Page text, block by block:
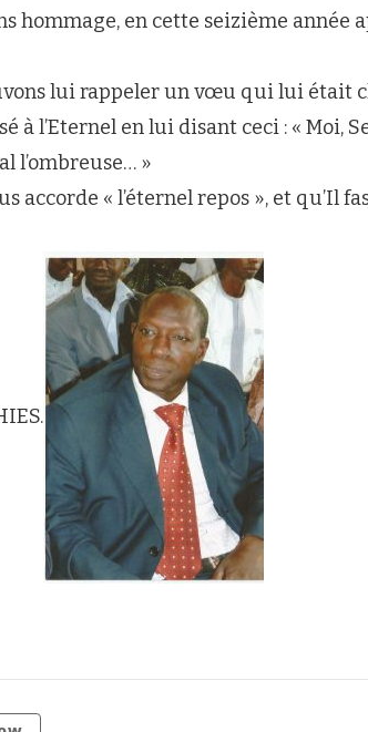
hommage, en cette seizième année
lui rappeler un vœu qui lui était
à l’Eternel en lui disant ceci : « Moi,
l’ombreuse… »
accorde « l’éternel repos », et qu’Il